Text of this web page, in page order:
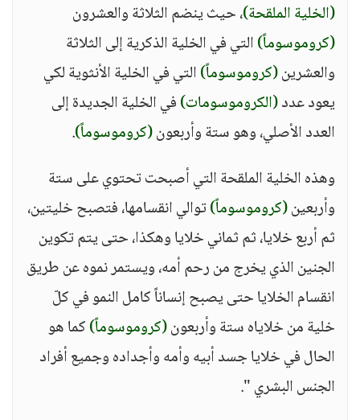
(الخلية الملقحة)، حيث ينضم الثلاثة والعشرون
(كروموسوماً)التي في الخلية الذكرية إلى الثلاثة
والعشرين(كروموسوماً)التي في الخلية الأنثوية لكي
يعود عدد(الكروموسومات)في الخلية الجديدة إلى
العدد الأصلي، وهو ستة وأربعون(كروموسوماً).
وهذه الخلية الملقحة التي أصبحت تحتوي على ستة
وأربعين(كروموسوماً)توالي انقسامها، فتصبح خليتين،
ثم أربع خلايا، ثم ثماني خلايا وهكذا، حتى يتم تكوين
الجنين الذي يخرج من رحم أمه، ويستمر نموه عن طريق
انقسام الخلايا حتى يصبح إنساناً كامل النمو في كلّ
خلية من خلاياه ستة وأربعون(كروموسوماً)كما هو
الحال في خلايا جسد أبيه وأمه وأجداده وجميع أفراد
الجنس البشري ".